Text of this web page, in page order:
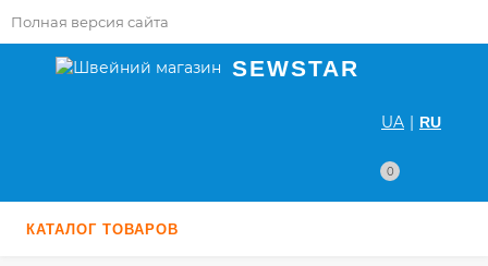
Полная версия сайта
UA | RU
0
SEWSTAR
КАТАЛОГ ТОВАРОВ